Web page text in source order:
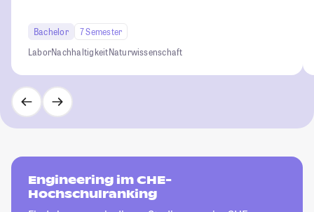
Bachelor
7 Semester
LaborNachhaltigkeitNaturwissenschaft
Engineering im CHE-
Hochschulranking